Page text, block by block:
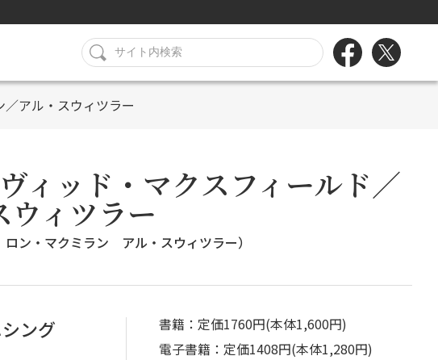
アル・スウィツラー
ィッド・マクスフィールド／
ウィツラー
ン・マクミラン アル・スウィツラー）
ング
書籍：定価1760円(本体1,600円)
電子書籍：定価1408円(本体1,280円)